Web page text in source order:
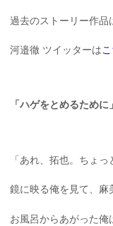
過去のストーリー作品
河邉徹 ツイッターは
「ハゲをとめるために」
「あれ、拓也。ちょ
鏡に映る俺を見て、麻
お風呂からあがった